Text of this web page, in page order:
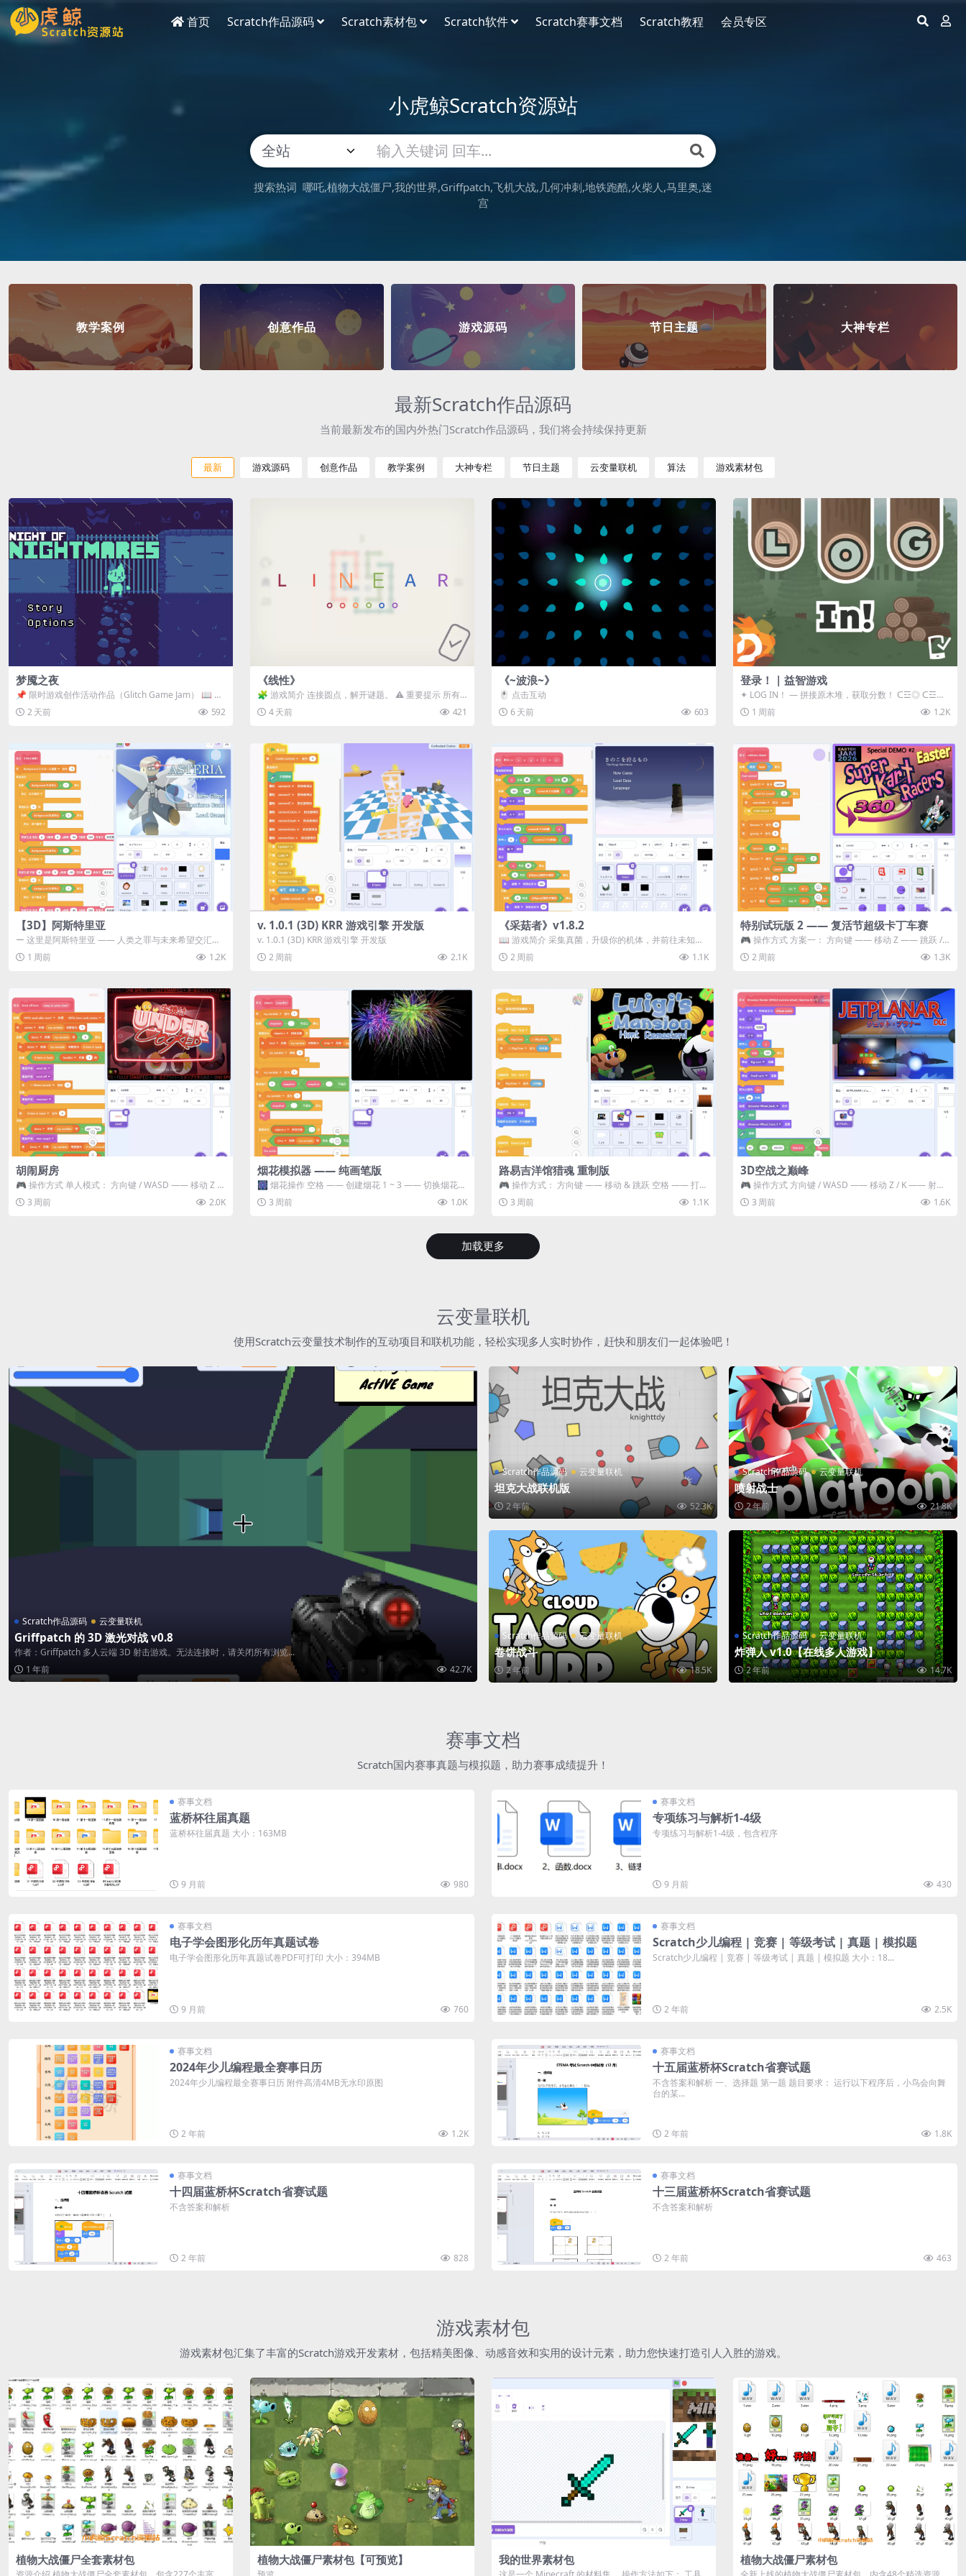
首页 Scratch作品源码 Scratch素材包 Scratch软件 Scratch赛事文档 Scratch教程 会员专区
小虎鲸Scratch资源站
搜索热词 哪吒 植物大战僵尸 我的世界 Griffpatch 飞机大战 几何冲刺 地铁跑酷 火柴人 马里奥 迷
宫
教学案例 创意作品 游戏源码 节日主题 大神专栏
最新Scratch作品源码
当前最新发布的国内外热门Scratch作品源码，我们将会持续保持更新
最新 游戏源码 创意作品 教学案例 大神专栏 节日主题 云变量联机 算法 游戏素材包
梦魇之夜
📌 限时游戏创作活动作品（Glitch Game Jam） 📖 故
事背景 怪物四...
2 天前 592
《线性》
🧩 游戏简介 连接圆点，解开谜题。 ⚠️ 重要提示 所有
关卡均可通关，请确保使用...
4 天前 421
《~波浪~》
🖱️ 点击互动
6 天前
603
登录！ | 益智游戏
✦ LOG IN！ — 拼接原木堆，获取分数！ ᑕ☲◎ ᑕ☲◎
ᑕ☲◎ ᑕ☲◎ ...
1 周前 1.2K
【3D】阿斯特里亚
ー 这里是阿斯特里亚 —— 人类之罪与未来希望交汇之
地 📖 游戏简介 《阿斯特里...
1 周前 1.2K
v. 1.0.1 (3D) KRR 游戏引擎 开发版
v. 1.0.1 (3D) KRR 游戏引擎 开发版
2 周前
2.1K
《采菇者》v1.8.2
📖 游戏简介 采集真菌，升级你的机体，并前往未知领
域探索。 这是一款静谧的探索冒...
2 周前 1.1K
特别试玩版 2 —— 复活节超级卡丁车赛
🎮 操作方式 方案一： 方向键 —— 移动 Z —— 跳跃 /
漂移 方案二： ...
2 周前 1.3K
胡闹厨房
🎮 操作方式 单人模式： 方向键 / WASD —— 移动 Z /
K —— 抓...
3 周前 2.0K
烟花模拟器 —— 纯画笔版
🎆 烟花操作 空格 —— 创建烟花 1 ~ 3 —— 切换烟花类
型 普通烟花 嘶...
3 周前 1.0K
路易吉洋馆猎魂 重制版
🎮 操作方式： 方向键 —— 移动 & 跳跃 空格 —— 打开
宝箱 将你...
3 周前 1.1K
3D空战之巅峰
🎮 操作方式 方向键 / WASD —— 移动 Z / K —— 射击 /
攻击...
3 周前 1.6K
加载更多
云变量联机
使用Scratch云变量技术制作的互动项目和联机功能，轻松实现多人实时协作，赶快和朋友们一起体验吧！
Scratch作品源码 云变量联机
Griffpatch 的 3D 激光对战 v0.8
作者：Griffpatch 多人云端 3D 射击游戏。无法连接时，请关闭所有浏览...
1 年前
42.7K
Scratch作品源码 云变量联机
坦克大战联机版
2 年前 52.3K
Scratch作品源码 云变量联机
喷射战士
2 年前 21.8K
Scratch作品源码 云变量联机
卷饼战斗
2 年前 18.5K
Scratch作品源码 云变量联机
炸弹人 v1.0【在线多人游戏】
2 年前 14.7K
赛事文档
Scratch国内赛事真题与模拟题，助力赛事成绩提升！
赛事文档
蓝桥杯往届真题
蓝桥杯往届真题 大小：163MB
9 月前 980
赛事文档
专项练习与解析1-4级
专项练习与解析1-4级，包含程序
9 月前 430
赛事文档
电子学会图形化历年真题试卷
电子学会图形化历年真题试卷PDF可打印 大小：394MB
9 月前 760
赛事文档
Scratch少儿编程 | 竞赛 | 等级考试 | 真题 | 模拟题
Scratch少儿编程 | 竞赛 | 等级考试 | 真题 | 模拟题 大小：18...
2 年前 2.5K
赛事文档
2024年少儿编程最全赛事日历
2024年少儿编程最全赛事日历 附件高清4MB无水印原图
2 年前 1.2K
赛事文档
十五届蓝桥杯Scratch省赛试题
不含答案和解析 一、选择题 第一题 题目要求： 运行以下程序后，小鸟会向舞
台的某...
2 年前 1.8K
赛事文档
十四届蓝桥杯Scratch省赛试题
不含答案和解析
2 年前 828
赛事文档
十三届蓝桥杯Scratch省赛试题
不含答案和解析
2 年前 463
游戏素材包
游戏素材包汇集了丰富的Scratch游戏开发素材，包括精美图像、动感音效和实用的设计元素，助力您快速打造引人入胜的游戏。
植物大战僵尸全套素材包 植物大战僵尸素材包【可预览】 我的世界素材包 植物大战僵尸素材包